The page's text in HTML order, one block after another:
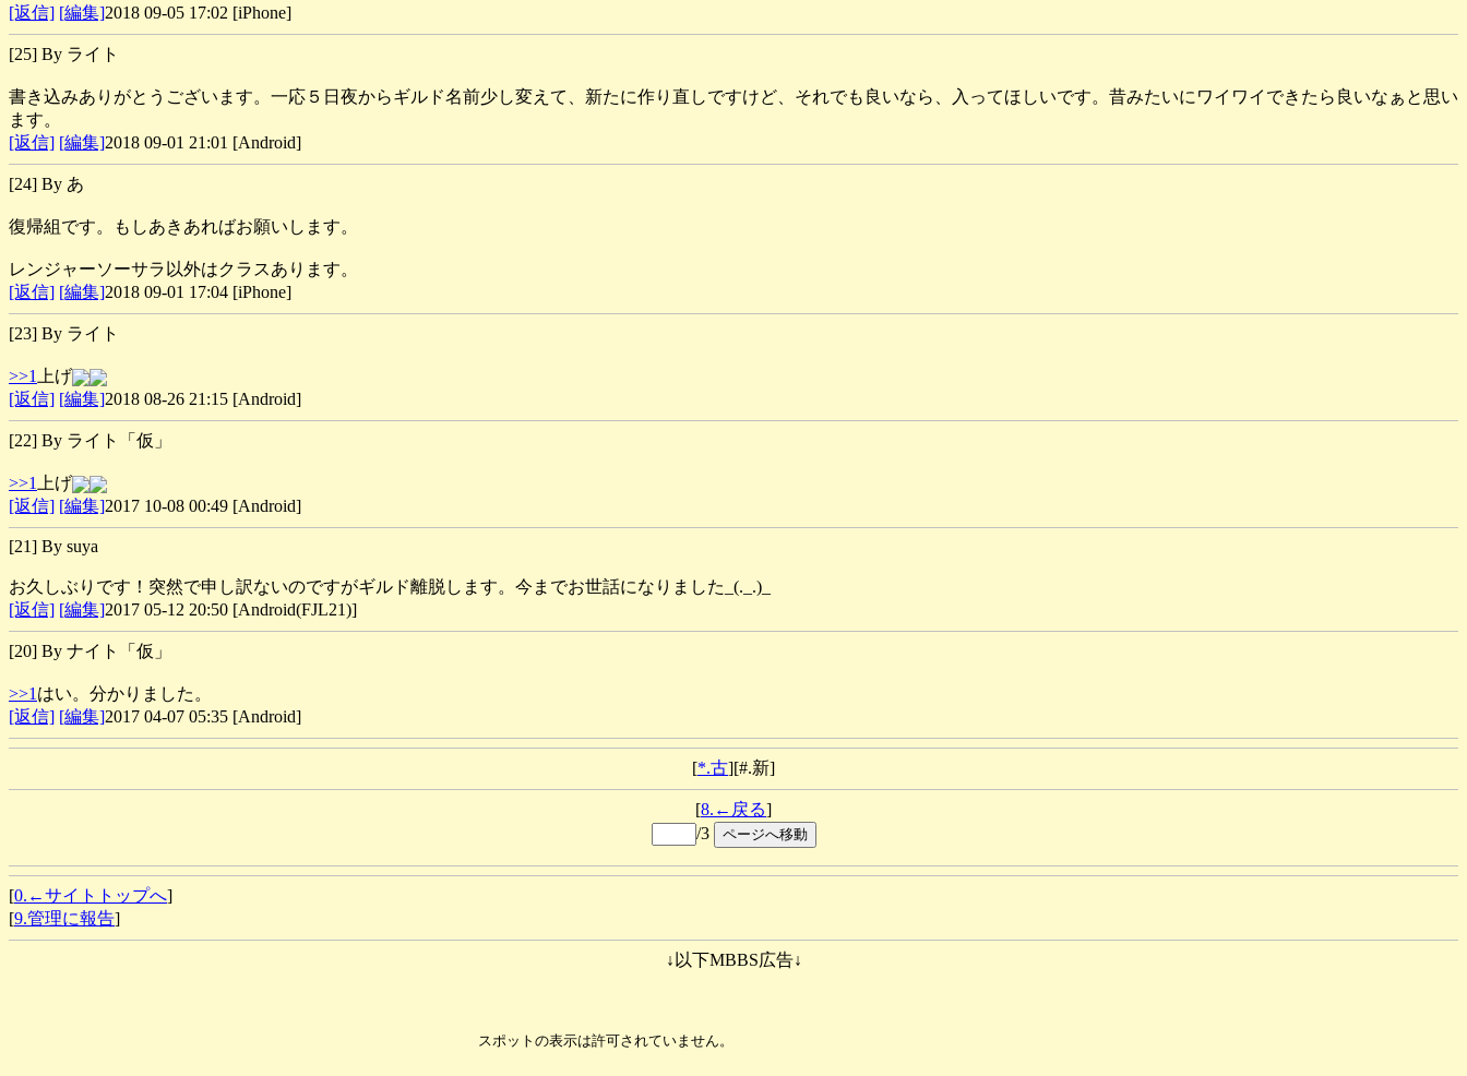
[返信] [編集]2018 09-05 17:02 [iPhone]
[25] By ライト
書き込みありがとうございます。一応５日夜からギルド名前少し変えて、新たに作り直しですけど、それでも良いなら、入ってほしいです。昔みたいにワイワイできたら良いなぁと思い
ます。
[返信] [編集]2018 09-01 21:01 [Android]
[24] By あ
復帰組です。もしあきあればお願いします。
レンジャーソーサラ以外はクラスあります。
[返信] [編集]2018 09-01 17:04 [iPhone]
[23] By ライト
>>1
上げ
[返信] [編集]2018 08-26 21:15 [Android]
[22] By ライト「仮」
>>1
上げ
[返信] [編集]2017 10-08 00:49 [Android]
[21] By suya
お久しぶりです！突然で申し訳ないのですがギルド離脱します。今までお世話になりました_(._.)_
[返信] [編集]2017 05-12 20:50 [Android(FJL21)]
[20] By ナイト「仮」
>>1 はい。分かりました。
[返信] [編集]2017 04-07 05:35 [Android]
[*.古][#.新]
[8.←戻る]
/3
[0.←サイトトップへ]
[9.管理に報告]
↓以下MBBS広告↓